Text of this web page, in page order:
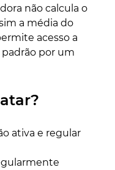
não calcula o
a média do
acesso a
por um
ativa e regular